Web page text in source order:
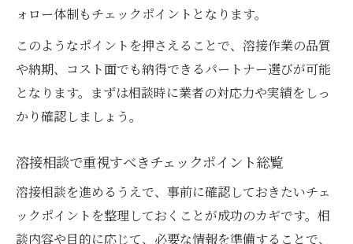
ォロー体制もチェックポイントとなります。
このようなポイントを押さえることで、溶接作業の品質
や納期、コスト面でも納得できるパートナー選びが可能
となります。まずは相談時に業者の対応力や実績をしっ
かり確認しましょう。
溶接相談で重視すべきチェックポイント総覧
溶接相談を進めるうえで、事前に確認しておきたいチェ
ックポイントを整理しておくことが成功のカギです。相
談内容や目的に応じて、必要な情報を準備することで、